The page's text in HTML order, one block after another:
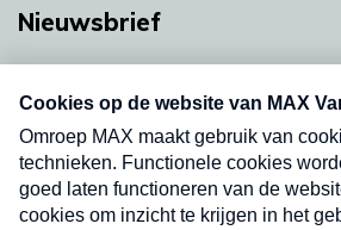
Nieuwsbrief
nieuwsbrief. Elke vrijdag- en
uw mailbox.